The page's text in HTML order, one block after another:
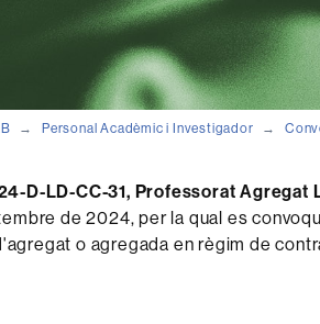
Personal Acadèmic i Investigador
D-LD-CC-31, Professorat Agregat
de 2024, per la qual es
o agregada en règim de